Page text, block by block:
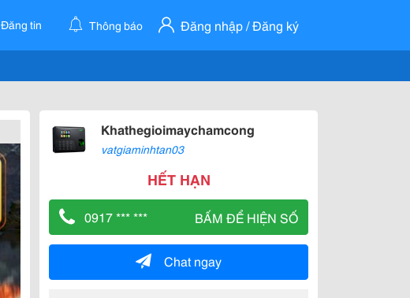
Đăng tin Thông báo Đăng nhập / Đăng ký
Khathegioimaychamcong
vatgiaminhtan03
HẾT HẠN
0917 *** *** BẤM ĐỂ HIỆN SỐ
Chat ngay